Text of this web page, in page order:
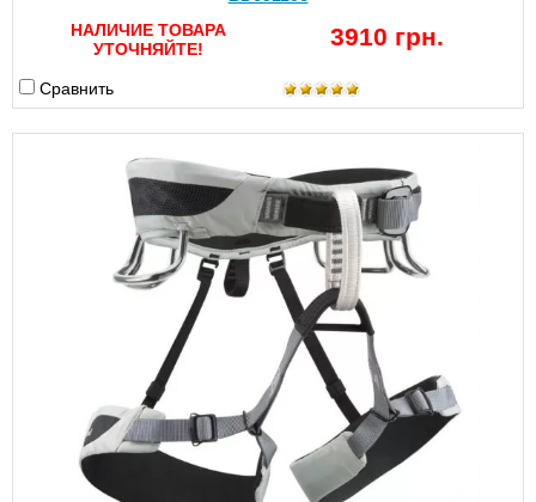
НАЛИЧИЕ ТОВАРА
УТОЧНЯЙТЕ!
3910 грн.
Сравнить